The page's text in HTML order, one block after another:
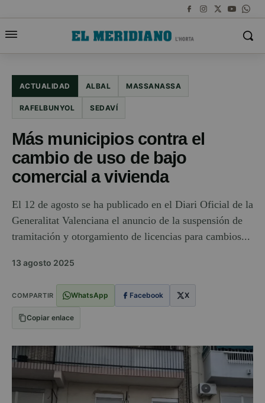
ACTUALIDAD ALBAL MASSANASSA
RAFELBUNYOL SEDAVÍ
Más municipios contra el
cambio de uso de bajo
comercial a vivienda
El 12 de agosto se ha publicado en el Diari Oficial de la
Generalitat Valenciana el anuncio de la suspensión de
tramitación y otorgamiento de licencias para cambios...
13 agosto 2025
COMPARTIR WhatsApp Facebook X
Copiar enlace